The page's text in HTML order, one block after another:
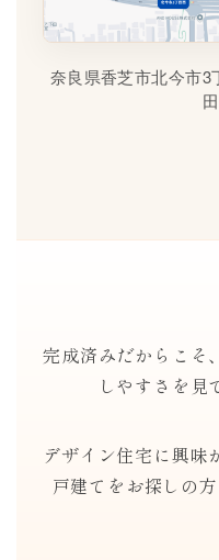
奈良県香芝市北今市
完成済みだからこそ
しやすさを見
デザイン住宅に興味
戸建てをお探しの